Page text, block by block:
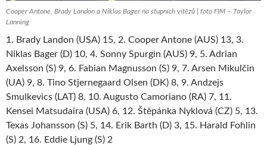
Cooper Antone, Brady Landon a Niklas Bager na stupních vítězů | foto FIM – Taylor
Lanning
1. Brady Landon (USA) 15, 2. Cooper Antone (AUS) 13, 3.
Niklas Bager (D) 10, 4. Sonny Spurgin (AUS) 9, 5. Adrian
Axelsson (S) 9, 6. Fabian Magnusson (S) 9, 7. Arsen Mikulčin
(UA) 9, 8. Tino Stjernegaard Olsen (DK) 8, 9. Andzejs
Smulkevics (LAT) 8, 10. Augusto Camoriano (RA) 7, 11.
Kensei Matsudaira (USA) 6, 12. Štěpánka Nyklová (CZ) 5, 13.
Texas Johansson (S) 5, 14. Erik Barth (D) 3, 15. Harald Fohlin
(S) 2, 16. Eddie Ljung (S) 2